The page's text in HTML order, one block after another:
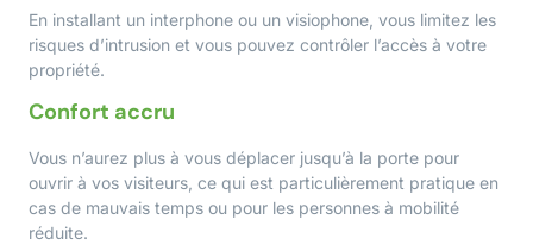
En installant un interphone ou un visiophone, vous limitez les
risques d’intrusion et vous pouvez contrôler l’accès à votre
propriété.
Confort accru
Vous n’aurez plus à vous déplacer jusqu’à la porte pour
ouvrir à vos visiteurs, ce qui est particulièrement pratique en
cas de mauvais temps ou pour les personnes à mobilité
réduite.